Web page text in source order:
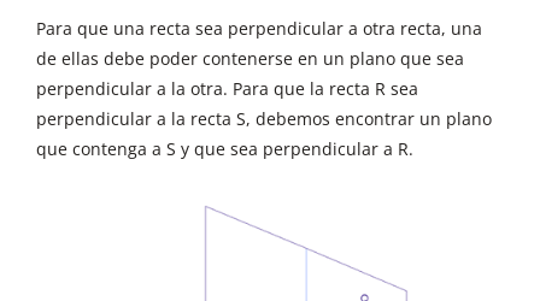
Para que una recta sea perpendicular a otra recta, una
de ellas debe poder contenerse en un plano que sea
perpendicular a la otra. Para que la recta R sea
perpendicular a la recta S, debemos encontrar un plano
que contenga a S y que sea perpendicular a R.